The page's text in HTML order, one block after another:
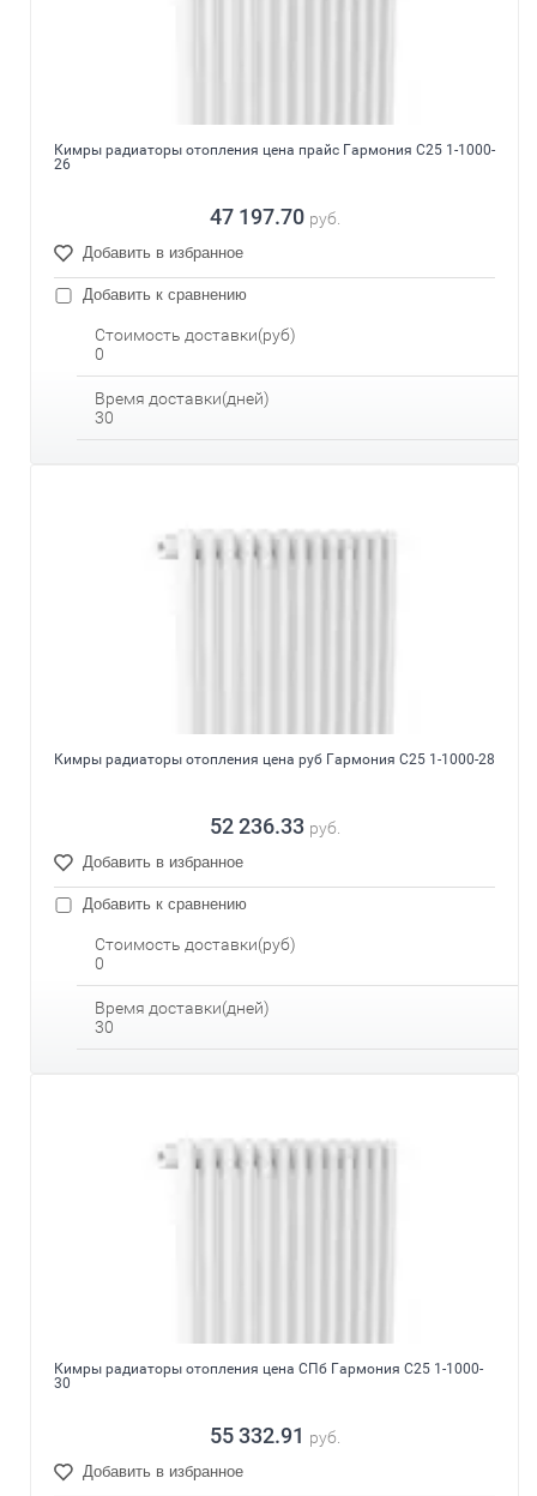
Кимры радиаторы отопления цена прайс Гармония С25 1-1000-
26
47 197.70 руб.
Добавить в избранное
Добавить к сравнению
Стоимость доставки(руб)
0
Время доставки(дней)
30
Кимры радиаторы отопления цена руб Гармония С25 1-1000-28
52 236.33 руб.
Добавить в избранное
Добавить к сравнению
Стоимость доставки(руб)
0
Время доставки(дней)
30
Кимры радиаторы отопления цена СПб Гармония С25 1-1000-
30
55 332.91 руб.
Добавить в избранное